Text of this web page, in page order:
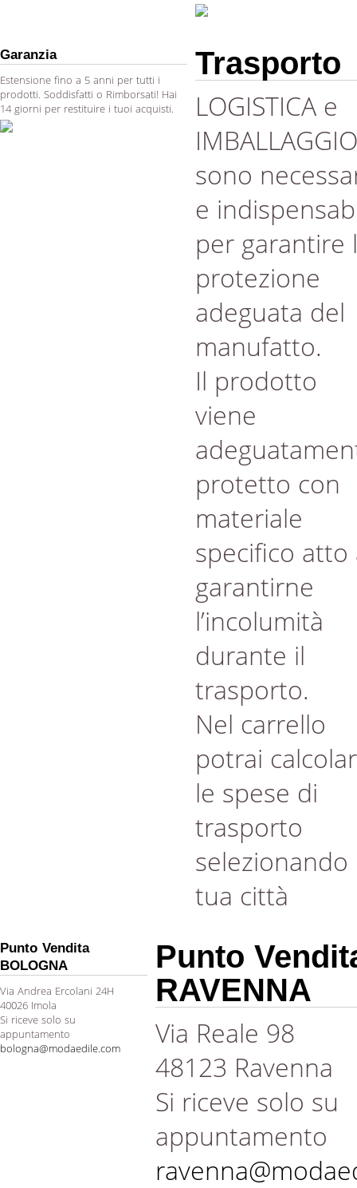
Garanzia
Estensione fino a 5 anni per tutti i
prodotti. Soddisfatti o Rimborsati! Hai
14 giorni per restituire i tuoi acquisti.
Trasporto
LOGISTICA e
IMBALLAGGIO
sono
e
per garantire
protezione
adeguata del
manufatto.
Il prodotto
viene
protetto con
materiale
specifico atto
garantirne
l’incolumità
durante il
trasporto.
Nel carrello
potrai
le spese di
trasporto
selezionando
tua città
Punto Vendita
BOLOGNA
Via Andrea Ercolani 24H
40026 Imola
Si riceve solo su
appuntamento
bologna@modaedile.com
Punto
RAVENNA
Via Reale 98
48123 Ravenna
Si riceve solo su
appuntamento